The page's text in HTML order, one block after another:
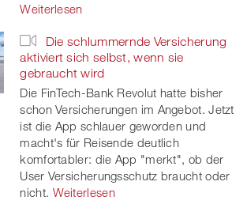
Weiterlesen
Die schlummernde Versicherung
aktiviert sich selbst, wenn sie
gebraucht wird
Die FinTech-Bank Revolut hatte bisher
schon Versicherungen im Angebot. Jetzt
ist die App schlauer geworden und
macht's für Reisende deutlich
komfortabler: die App "merkt", ob der
User Versicherungsschutz braucht oder
nicht. Weiterlesen